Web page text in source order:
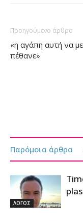
Προηγούμενο άρθρο
«η αγάπη αυτή να με
πέθανε»
Παρόμοια άρθρα
ΛΟΓΟΣ